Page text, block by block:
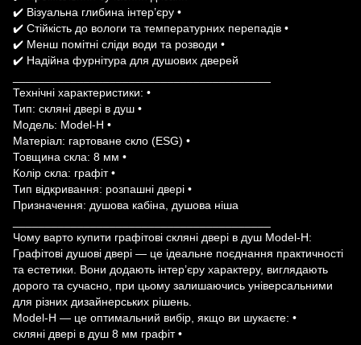
✔️ Візуальна глибина інтер’єру •
✔️ Стійкість до вологи та температурних перепадів •
✔️ Менш помітні сліди води та розводи •
✔️ Надійна фурнітура для душових дверей
Технічні характеристики: •
Тип: скляні двері в душ •
Модель: Model-H •
Матеріал: гартоване скло (ESG) •
Товщина скла: 8 мм •
Колір скла: графіт •
Тип відкривання: розпашні двері •
Призначення: душова кабіна, душова ніша
Чому варто купити графітові скляні двері в душ Model-H:
Графітові душові двері — це ідеальне поєднання практичності
та естетики. Вони додають інтер’єру характеру, виглядають
дорого та сучасно, при цьому залишаючись універсальними
для різних дизайнерських рішень.
Model-H — це оптимальний вибір, якщо ви шукаєте: •
скляні двері в душ 8 мм графіт •